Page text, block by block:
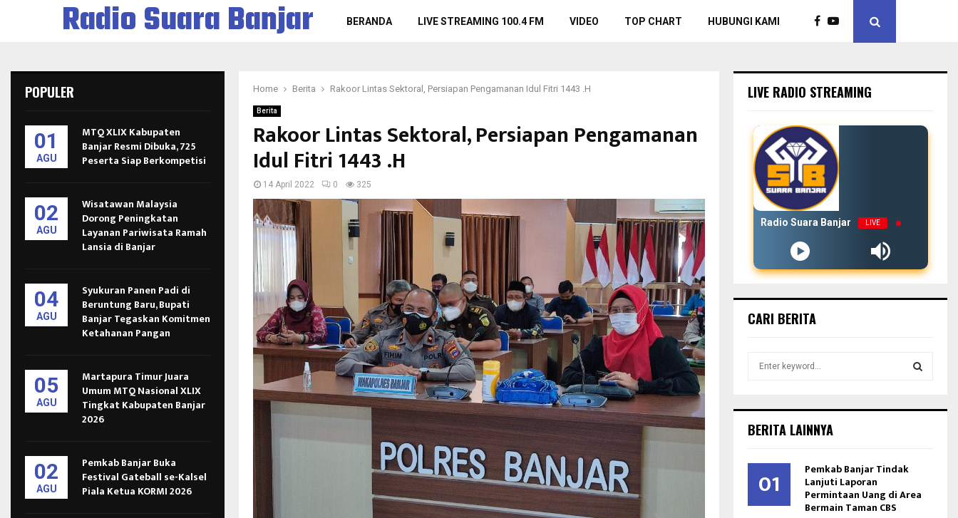
Radio Suara Banjar BERANDA LIVE STREAMING 100.4 FM VIDEO TOP CHART HUBUNGI KAMI
Home Berita Rakoor Lintas Sektoral, Persiapan Pengamanan Idul Fitri 1443 .H
Berita
Rakoor Lintas Sektoral, Persiapan Pengamanan
Idul Fitri 1443 .H
14 April 2022 0 325
POPULER
01
AGU
MTQ XLIX Kabupaten
Banjar Resmi Dibuka, 725
Peserta Siap Berkompetisi
02
AGU
Wisatawan Malaysia
Dorong Peningkatan
Layanan Pariwisata Ramah
Lansia di Banjar
04
AGU
Syukuran Panen Padi di
Beruntung Baru, Bupati
Banjar Tegaskan Komitmen
Ketahanan Pangan
05
AGU
Martapura Timur Juara
Umum MTQ Nasional XLIX
Tingkat Kabupaten Banjar
2026
02
AGU
Pemkab Banjar Buka
Festival Gateball se-Kalsel
Piala Ketua KORMI 2026
LIVE RADIO STREAMING
Radio Suara Banjar LIVE
CARI BERITA
h
o
BERITA LAINNYA
01 Pemkab Banjar Tindak
Lanjuti Laporan
Permintaan Uang di Area
Bermain Taman CBS